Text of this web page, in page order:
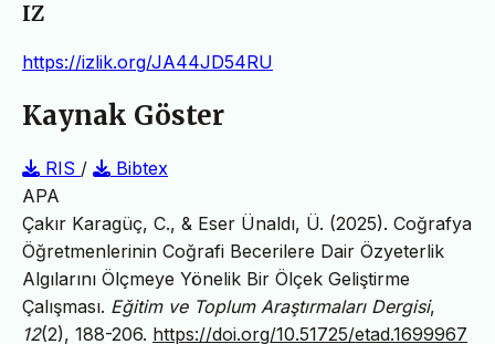
IZ
https://izlik.org/JA44JD54RU
Kaynak Göster
RIS /
Bibtex
APA
Çakır Karagüç, C., & Eser Ünaldı, Ü. (2025). Coğrafya
Öğretmenlerinin Coğrafi Becerilere Dair Özyeterlik
Algılarını Ölçmeye Yönelik Bir Ölçek Geliştirme
Çalışması. Eğitim ve Toplum Araştırmaları Dergisi,
12(2), 188-206. https://doi.org/10.51725/etad.1699967